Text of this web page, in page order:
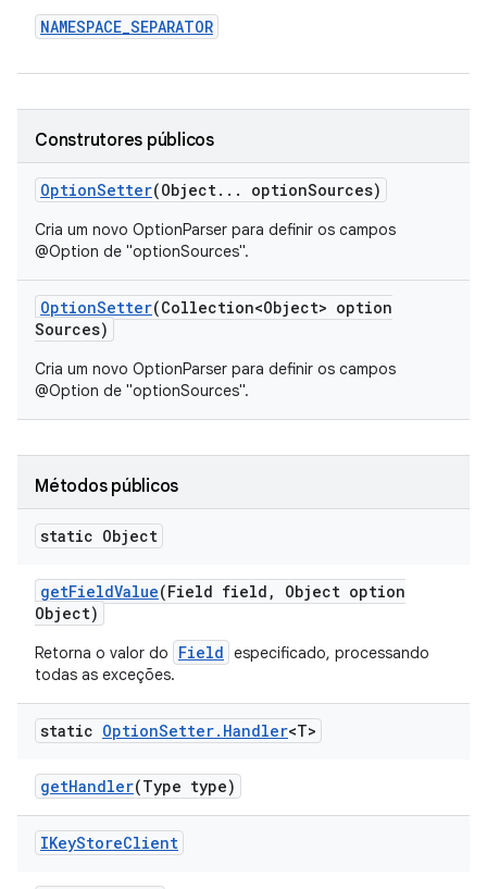
NAMESPACE_SEPARATOR
Construtores públicos
OptionSetter(Object. . . optionSources)
Cria um novo OptionParser para definir os campos
@Option de "optionSources".
OptionSetter(Collection<Object> option
Sources)
Cria um novo OptionParser para definir os campos
@Option de "optionSources".
Métodos públicos
static Object
getFieldValue(Field field ,
Object option
Object)
Retorna o valor do Field especificado, processando
todas as exceções.
static OptionSetter. Handler<T>
getHandler(Type type)
IKeyStoreClient